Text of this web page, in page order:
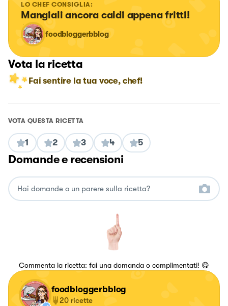
LO CHEF CONSIGLIA:
Mangiali ancora caldi appena fritti!
foodbloggerbblog
Vota la ricetta
Fai sentire la tua voce, chef!
VOTA QUESTA RICETTA
1 2 3 4 5
Domande e recensioni
Commenta la ricetta: fai una domanda o complimentati! 😋
foodbloggerbblog
20 ricette